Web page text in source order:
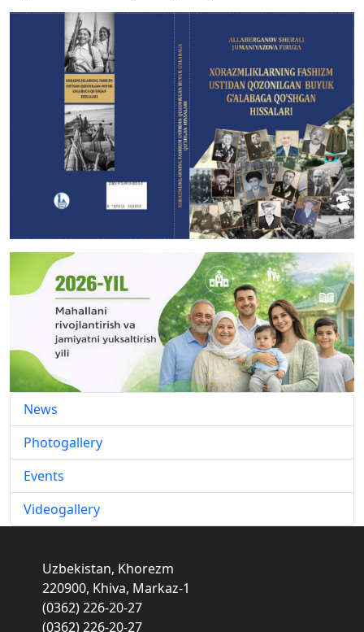
News
Photogallery
Events
Videogallery
Uzbekistan, Khorezm
220900, Khiva, Markaz-1
(0362) 226-20-27
(0362) 226-20-27